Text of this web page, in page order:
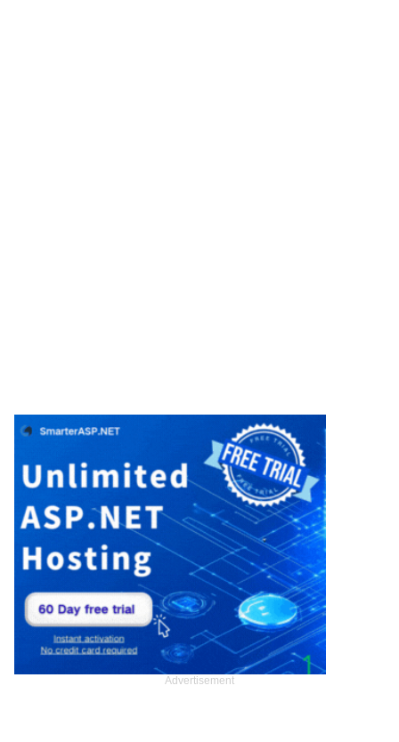
Advertisement